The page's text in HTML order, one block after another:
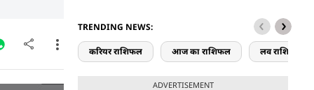
TRENDING NEWS:
करियर राशिफल आज का राशिफल लव राशिफल
ADVERTISEMENT